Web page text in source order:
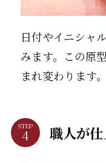
日付やイニシャ
みます。この原
まれ変わります。
STEP 職人が